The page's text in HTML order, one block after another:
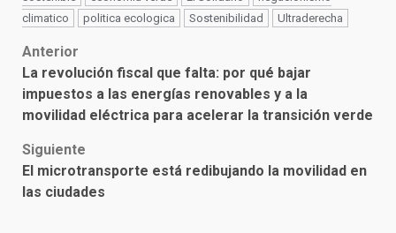
climatico
politica ecologica Sostenibilidad Ultraderecha
Post
navigation
Anterior
La revolución fiscal que falta: por qué bajar
impuestos a las energías renovables y a la
movilidad eléctrica para acelerar la transición verde
Siguiente
El microtransporte está redibujando la movilidad en
las ciudades